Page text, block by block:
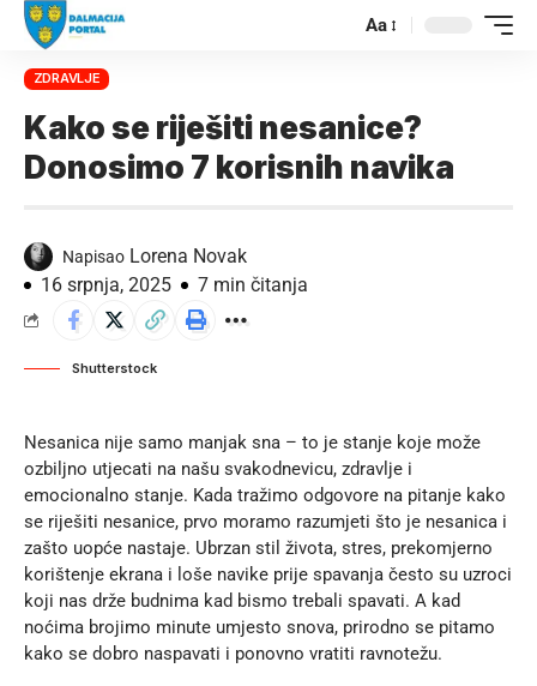
Aa
ZDRAVLJE
Kako se riješiti nesanice?
Donosimo 7 korisnih navika
Napisao Lorena Novak
16 srpnja, 2025
7 min čitanja
Shutterstock
Nesanica nije samo manjak sna – to je stanje koje može
ozbiljno utjecati na našu svakodnevicu, zdravlje i
emocionalno stanje. Kada tražimo odgovore na pitanje kako
se riješiti nesanice, prvo moramo razumjeti što je nesanica i
zašto uopće nastaje. Ubrzan stil života, stres, prekomjerno
korištenje ekrana i loše navike prije spavanja često su uzroci
koji nas drže budnima kad bismo trebali spavati. A kad
noćima brojimo minute umjesto snova, prirodno se pitamo
kako se dobro naspavati i ponovno vratiti ravnotežu.